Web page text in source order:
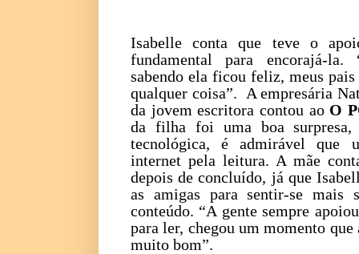
Isabelle conta que teve o
fundamental para encorajá-
sabendo ela ficou feliz, meus
qualquer coisa”. A empresária
da jovem escritora contou ao O
da filha foi uma boa
tecnológica, é admirável que
internet pela leitura. A mãe
depois de concluído, já que
as amigas para sentir-se mais
conteúdo. “A gente sempre
para ler, chegou um momento
muito bom”.